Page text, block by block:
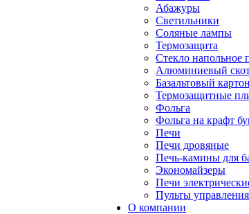
Абажуры
Светильники
Соляные лампы
Термозащита
Стекло напольное
Алюминиевый
Базальтовый картон
Термозащитные
Фольга
Фольга на крафт
Печи
Печи дровяные
Печь-камины для
Экономайзеры
Печи
Пульты управления
О компании